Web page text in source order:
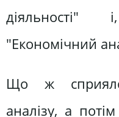
"Економічний
Що ж сприяло
аналізу, а